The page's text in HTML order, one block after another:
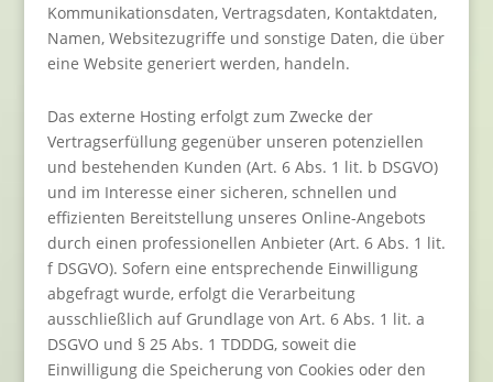
Kommunikationsdaten, Vertragsdaten, Kontaktdaten,
Namen, Websitezugriffe und sonstige Daten, die über
eine Website generiert werden, handeln.
Das externe Hosting erfolgt zum Zwecke der
Vertragserfüllung gegenüber unseren potenziellen
und bestehenden Kunden (Art. 6 Abs. 1 lit. b DSGVO)
und im Interesse einer sicheren, schnellen und
effizienten Bereitstellung unseres Online-Angebots
durch einen professionellen Anbieter (Art. 6 Abs. 1 lit.
f DSGVO). Sofern eine entsprechende Einwilligung
abgefragt wurde, erfolgt die Verarbeitung
ausschließlich auf Grundlage von Art. 6 Abs. 1 lit. a
DSGVO und § 25 Abs. 1 TDDDG, soweit die
Einwilligung die Speicherung von Cookies oder den